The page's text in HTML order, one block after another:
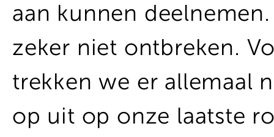
aan kunnen
zeker niet ontbreken.
trekken we er allemaal
op uit op onze laatste